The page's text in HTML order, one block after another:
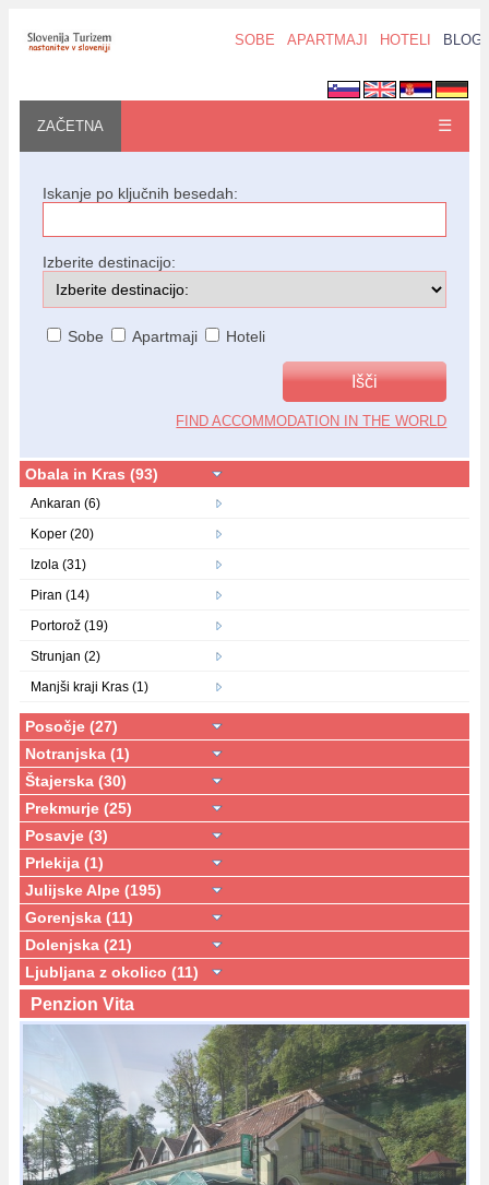
SOBE APARTMAJI HOTELI BLOG
ZAČETNA ☰
Iskanje po ključnih besedah:
Izberite destinacijo:
Sobe Apartmaji Hoteli
FIND ACCOMMODATION IN THE WORLD
Obala in Kras (93)
Ankaran (6)
Koper (20)
Izola (31)
Piran (14)
Portorož (19)
Strunjan (2)
Manjši kraji Kras (1)
Posočje (27)
Notranjska (1)
Štajerska (30)
Prekmurje (25)
Posavje (3)
Prlekija (1)
Julijske Alpe (195)
Gorenjska (11)
Dolenjska (21)
Ljubljana z okolico (11)
Penzion Vita